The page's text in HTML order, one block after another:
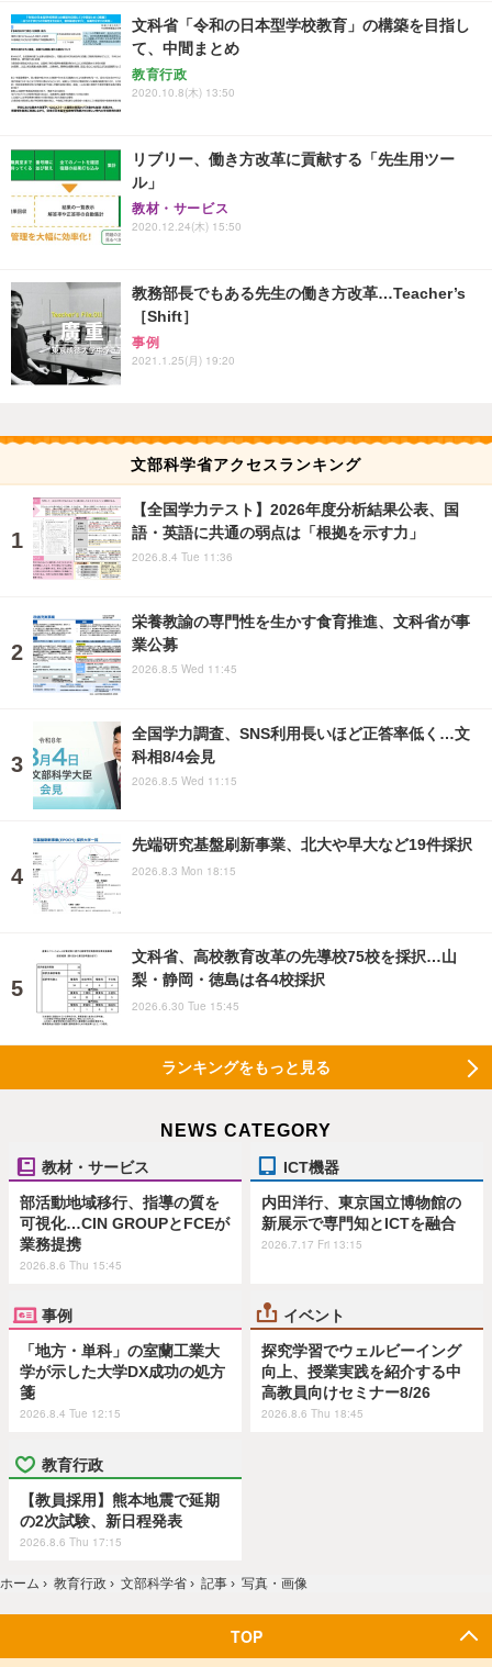
文科省「令和の日本型学校教育」の構築を目指し
て、中間まとめ
教育行政
2020.10.8(木) 13:50
リブリー、働き方改革に貢献する「先生用ツー
ル」
教材・サービス
2020.12.24(木) 15:50
教務部長でもある先生の働き方改革…Teacher’s
［Shift］
事例
2021.1.25(月) 19:20
文部科学省アクセスランキング
【全国学力テスト】2026年度分析結果公表、国
語・英語に共通の弱点は「根拠を示す力」
2026.8.4 Tue 11:36
栄養教諭の専門性を生かす食育推進、文科省が事
業公募
2026.8.5 Wed 11:45
全国学力調査、SNS利用長いほど正答率低く…文
科相8/4会見
2026.8.5 Wed 11:15
先端研究基盤刷新事業、北大や早大など19件採択
2026.8.3 Mon 18:15
文科省、高校教育改革の先導校75校を採択…山
梨・静岡・徳島は各4校採択
2026.6.30 Tue 15:45
ランキングをもっと見る
NEWS CATEGORY
教材・サービス
部活動地域移行、指導の質を
可視化…CIN GROUPとFCEが
業務提携
2026.8.6 Thu 15:45
ICT機器
内田洋行、東京国立博物館の
新展示で専門知とICTを融合
2026.7.17 Fri 13:15
事例
「地方・単科」の室蘭工業大
学が示した大学DX成功の処方
箋
2026.8.4 Tue 12:15
イベント
探究学習でウェルビーイング
向上、授業実践を紹介する中
高教員向けセミナー8/26
2026.8.6 Thu 18:45
教育行政
【教員採用】熊本地震で延期
の2次試験、新日程発表
2026.8.6 Thu 17:15
ホーム › 教育行政 › 文部科学省 › 記事 › 写真・画像
TOP